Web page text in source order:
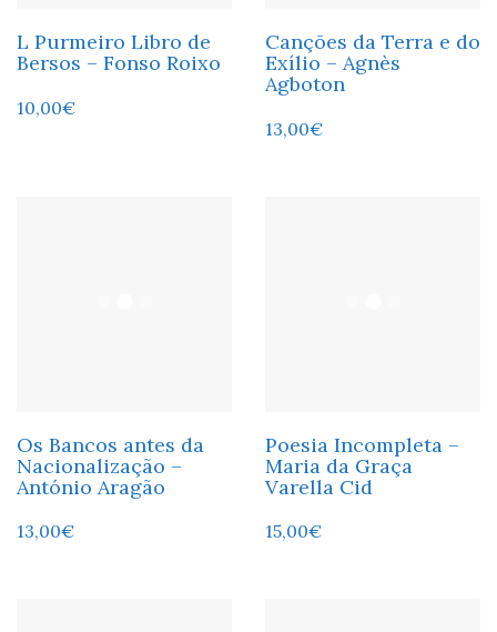
L Purmeiro Libro de
Bersos – Fonso Roixo
10,00€
Canções da Terra e do
Exílio – Agnès
Agboton
13,00€
Os Bancos antes da
Nacionalização –
António Aragão
13,00€
Poesia Incompleta –
Maria da Graça
Varella Cid
15,00€